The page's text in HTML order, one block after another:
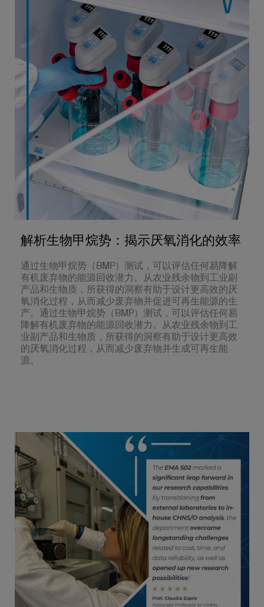
解析生物甲烷势：揭示厌氧消化的效率
通过生物甲烷势（BMP）测试，可以评估任何易降解
有机废弃物的能源回收潜力。从农业残余物到工业副
产品和生物质，所获得的洞察有助于设计更高效的厌
氧消化过程，从而减少废弃物并促进可再生能源的生
产。通过生物甲烷势（BMP）测试，可以评估任何易
降解有机废弃物的能源回收潜力。从农业残余物到工
业副产品和生物质，所获得的洞察有助于设计更高效
的厌氧消化过程，从而减少废弃物并生成可再生能
源。